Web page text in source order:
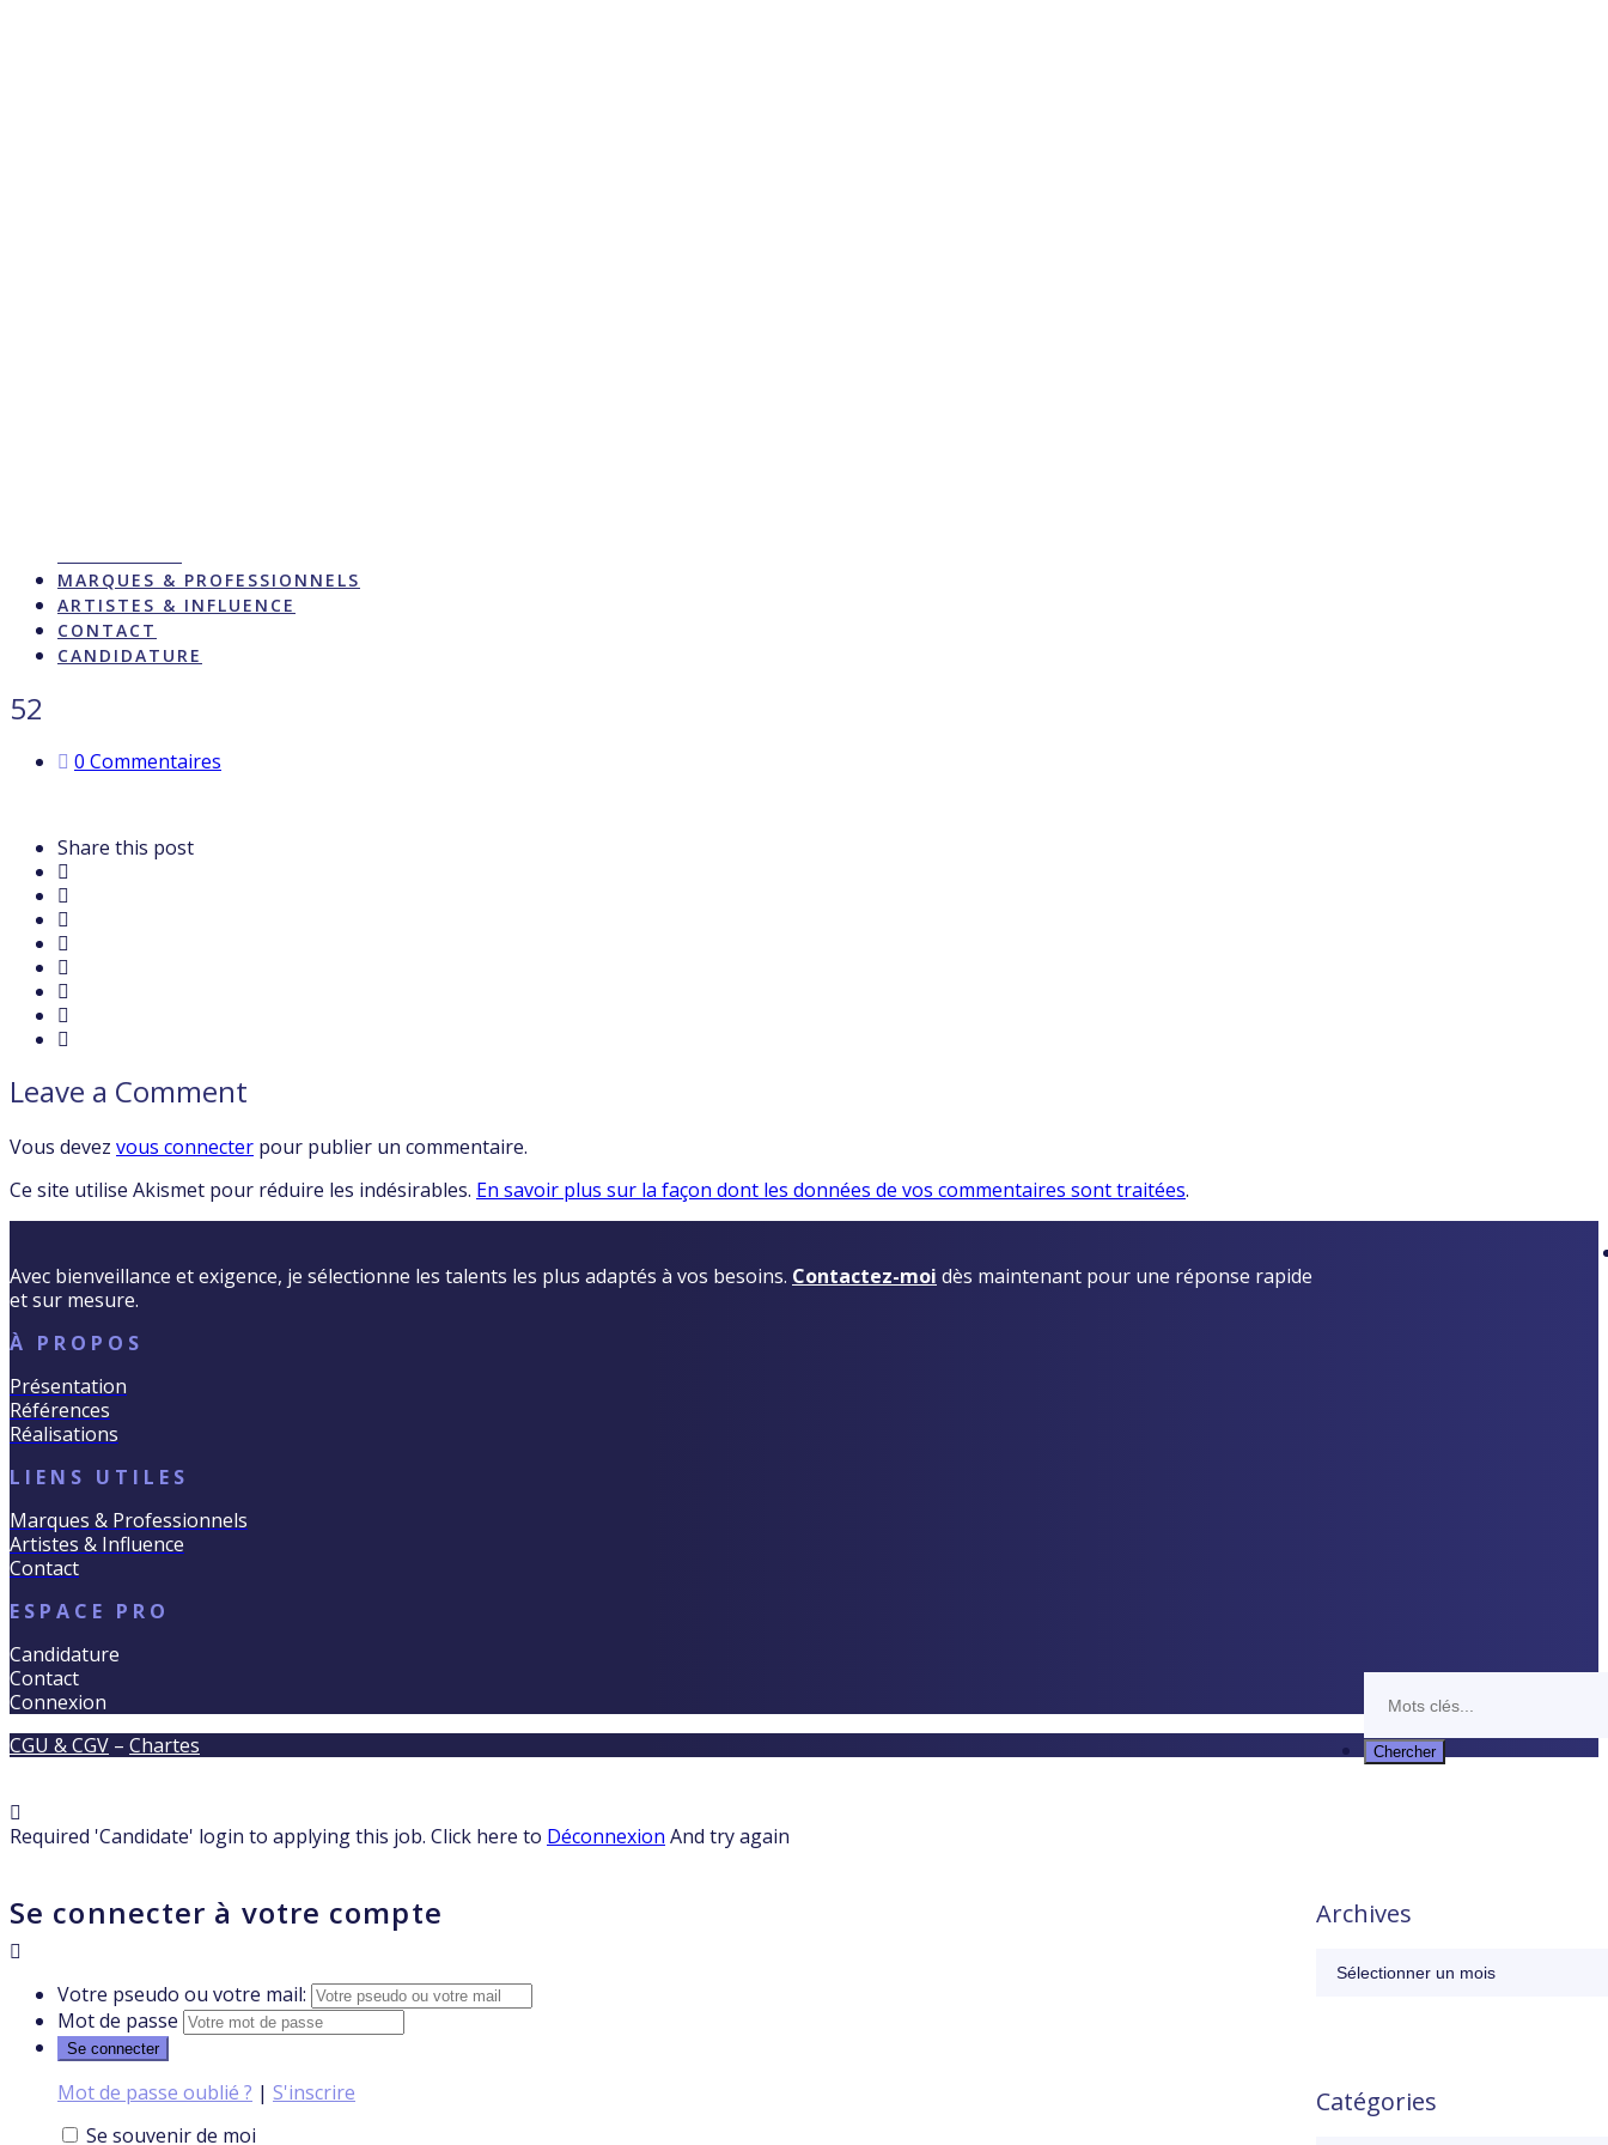
MARQUES & PROFESSIONNELS
ARTISTES & INFLUENCE
CONTACT
CANDIDATURE
52
0 Commentaires
Share this post
Leave a Comment
Vous devez vous connecter pour publier un commentaire.
Ce site utilise Akismet pour réduire les indésirables. En savoir plus sur la façon dont les données de vos commentaires sont traitées.
Archives
Catégories
Avec bienveillance et exigence, je sélectionne les talents les plus adaptés à vos besoins. Contactez-moi dès maintenant pour une réponse rapide
et sur mesure.
À PROPOS
Présentation
Références
Réalisations
LIENS UTILES
Marques & Professionnels
Artistes & Influence
Contact
ESPACE PRO
Candidature
Contact
Connexion
CGU & CGV – Chartes
Required 'Candidate' login to applying this job. Click here to Déconnexion And try again
Se connecter à votre compte
Votre pseudo ou votre mail:
Mot de passe
Mot de passe oublié ? | S'inscrire
Se souvenir de moi